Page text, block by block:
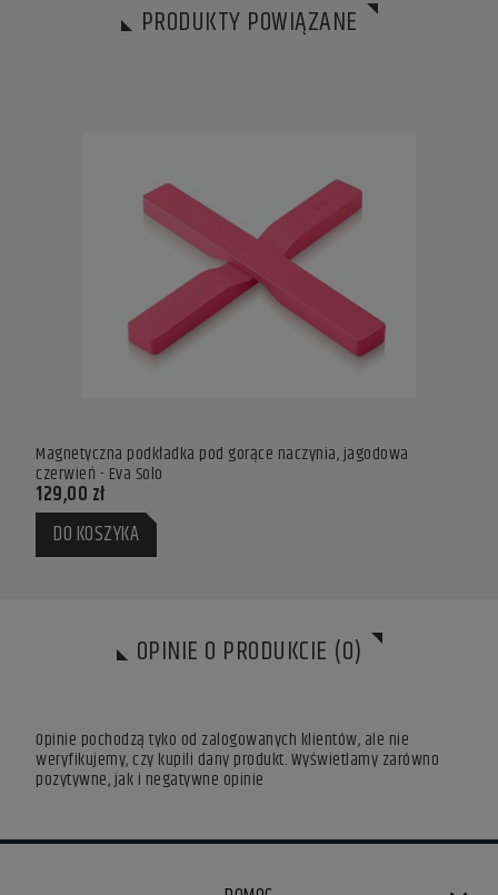
PRODUKTY POWIĄZANE
Magnetyczna podkładka pod gorące naczynia, jagodowa
czerwień - Eva Solo
129,00 zł
DO KOSZYKA
OPINIE O PRODUKCIE (0)
Opinie pochodzą tyko od zalogowanych klientów, ale nie
weryfikujemy, czy kupili dany produkt. Wyświetlamy zarówno
pozytywne, jak i negatywne opinie